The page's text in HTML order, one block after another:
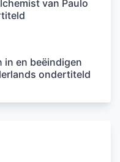
van Paulo
in en beëindigen
ondertiteld